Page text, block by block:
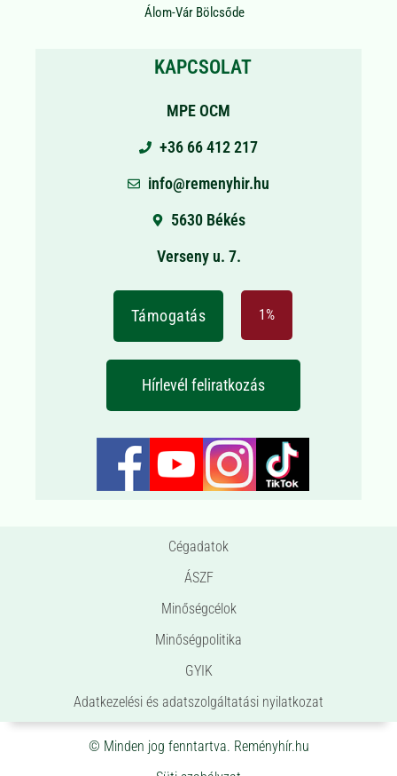
Álom-Vár Bölcsőde
KAPCSOLAT
MPE OCM
+36 66 412 217
info@remenyhir.hu
5630 Békés
Verseny u. 7.
Támogatás 1%
Hírlevél feliratkozás
Cégadatok
ÁSZF
Minőségcélok
Minőségpolitika
GYIK
Adatkezelési és adatszolgáltatási nyilatkozat
© Minden jog fenntartva. Reményhír.hu